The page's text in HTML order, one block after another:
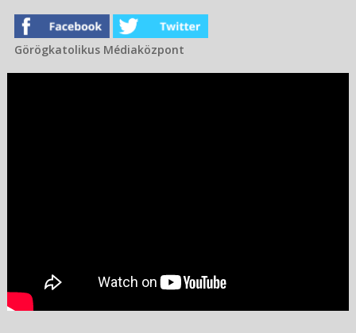
Görögkatolikus Médiaközpont